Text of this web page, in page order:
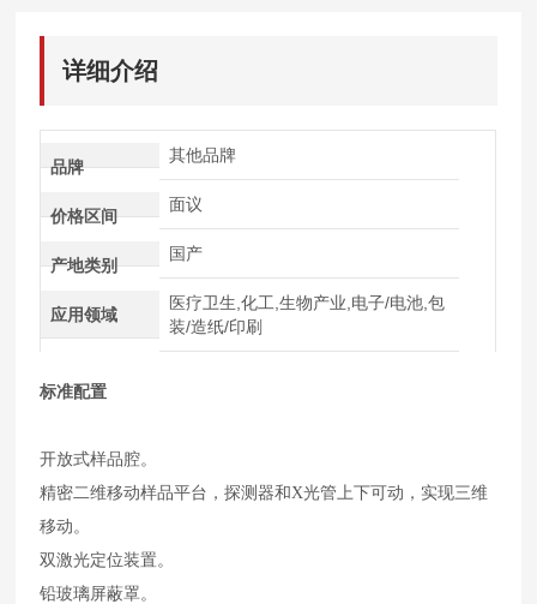
详细介绍
品牌
其他品牌
价格区间
面议
产地类别
国产
应用领域
医疗卫生,化工,生物产业,电子/电池,包
装/造纸/印刷
标准配置
开放式样品腔。
精密二维移动样品平台，探测器和X光管上下可动，实现三维
移动。
双激光定位装置。
铅玻璃屏蔽罩。